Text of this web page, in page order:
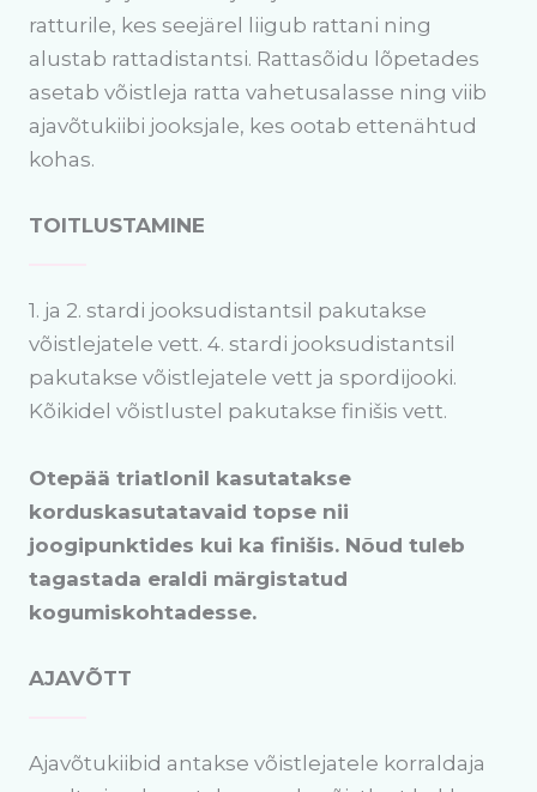
ratturile, kes seejärel liigub rattani ning
alustab rattadistantsi. Rattasõidu lõpetades
asetab võistleja ratta vahetusalasse ning viib
ajavõtukiibi jooksjale, kes ootab ettenähtud
kohas.
TOITLUSTAMINE
1. ja 2. stardi jooksudistantsil pakutakse
võistlejatele vett. 4. stardi jooksudistantsil
pakutakse võistlejatele vett ja spordijooki.
Kõikidel võistlustel pakutakse finišis vett.
Otepää triatlonil kasutatakse
korduskasutatavaid topse nii
joogipunktides kui ka finišis. Nõud tuleb
tagastada eraldi märgistatud
kogumiskohtadesse.
AJAVÕTT
Ajavõtukiibid antakse võistlejatele korraldaja